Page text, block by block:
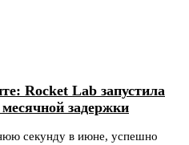
Rocket Lab запустила
задержки
секунду в июне, успешно